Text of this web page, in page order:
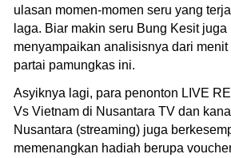
ulasan momen-momen seru yang
laga. Biar makin seru Bung Kesit juga
menyampaikan analisisnya dari
partai pamungkas ini.
Asyiknya lagi, para penonton LIVE
Vs Vietnam di Nusantara TV dan
Nusantara (streaming) juga
memenangkan hadiah berupa